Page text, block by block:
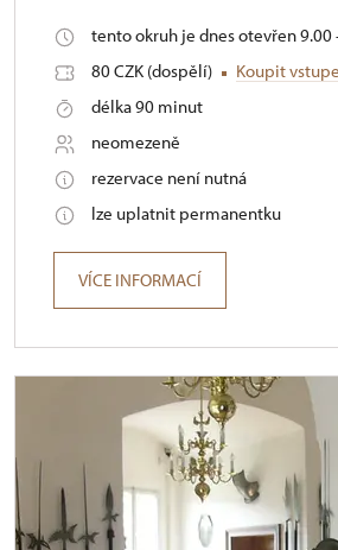
tento okruh je dnes otevřen 9.00
80 CZK (dospělí)
Koupit
délka 90 minut
neomezeně
rezervace není nutná
lze uplatnit permanentku
VÍCE INFORMACÍ